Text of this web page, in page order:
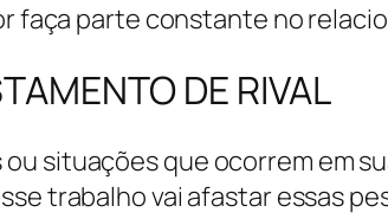
faça parte constante no
DE RIVAL
situações que ocorrem em
trabalho vai afastar essas